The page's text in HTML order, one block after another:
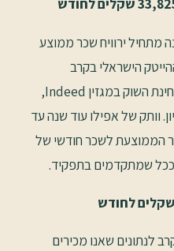
מתחיל ירוויח שכר ממוצע
הישראלי בקרב
“מתחילים” בתחום. למעשה, על פי בחינת השוק במגזין Indeed,
וותק של אפילו עוד שנה עד
הממוצעת לשכר חודשי של
לנתונים שאנו מכירים